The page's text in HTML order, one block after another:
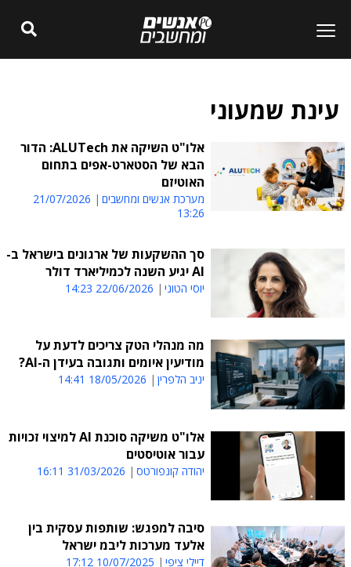
עינת שמעוני
אלו"ט השיקה את ALUTech: הדור
הבא של הסטארט-אפים בתחום
האוטיזם
מערכת אנשים ומחשבים
21/07/2026
13:26
סך ההשקעות של ארגונים בישראל ב-
AI יגיע השנה לכמיליארד דולר
יוסי הטוני 22/06/2026 14:23
מה מנהלי הטק צריכים לדעת על
מודיעין איומים ותגובה בעידן ה-AI?
יניב הלפרין 18/05/2026 14:41
אלו"ט משיקה סוכנת AI למיצוי זכויות
עבור אוטיסטים
יהודה קונפורטס 31/03/2026 16:11
סיבה למפגש: שותפות עסקית בין
אלעד מערכות ליבמ ישראל
דיילי ציפי 10/07/2025 17:12